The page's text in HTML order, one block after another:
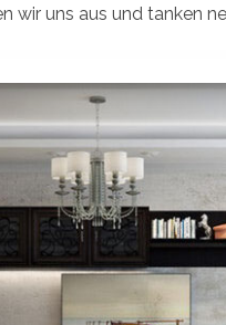
wir uns aus und tanken